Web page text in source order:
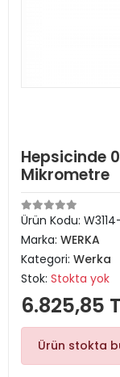
Hepsicinde
Mikrometre
Ürün Kodu:
Marka: WERKA
Kategori: Werka
Stok: Stokta yok
6.825,85
Ürün stokta